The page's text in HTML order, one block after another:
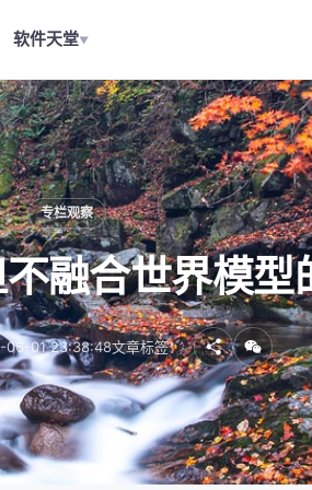
软件天堂▼
专栏观察
融合世界模型
06-01 23:38:48文章标签：